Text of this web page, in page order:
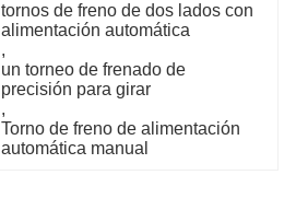
tornos de freno de dos lados con
alimentación automática
,
un torneo de frenado de
precisión para girar
,
Torno de freno de alimentación
automática manual